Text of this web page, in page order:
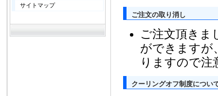
サイトマップ
ご注文の取り消し
ご注文頂きま
ができますが
りますので注
クーリングオフ制度につい